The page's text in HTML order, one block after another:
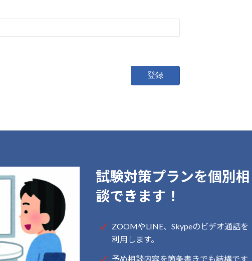
試験対策プランを個別相
談できます！
ZOOMやLINE、Skypeのビデオ通話を
利用します。
予め相談内容を箇条書きでも結構です